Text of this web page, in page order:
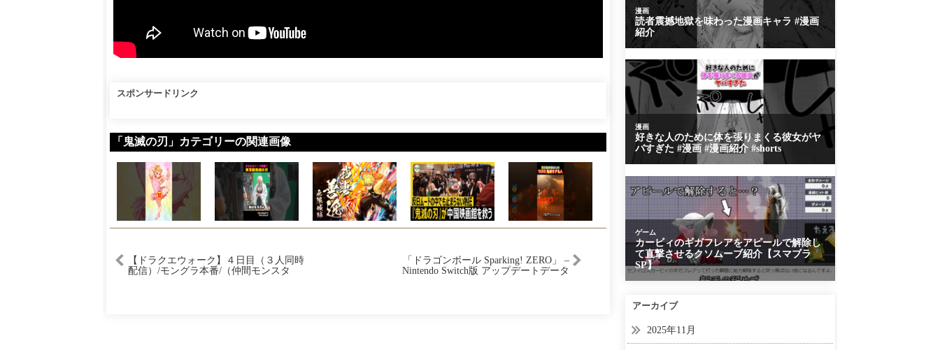
スポンサードリンク
「鬼滅の刃」カテゴリーの関連画像
【ドラクエウォーク】４日目（３人同時
配信）/モングラ本番/（仲間モンスタ
「ドラゴンボール Sparking! ZERO」 –
Nintendo Switch版 アップデートデータ
アーカイブ
2025年11月